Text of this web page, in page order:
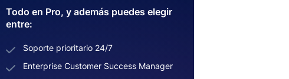
Todo en Pro, y además puedes elegir
entre:
Soporte prioritario 24/7
Enterprise Customer Success Manager